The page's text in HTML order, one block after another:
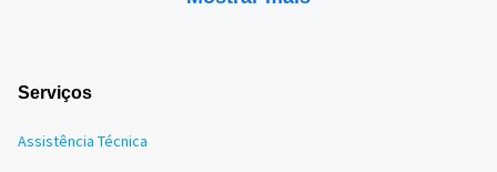
Serviços
Assistência Técnica